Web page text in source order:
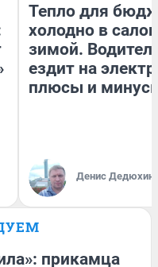
Тепло для
холодно в
зимой.
ездит на
плюсы и
Денис Дедюхин
прикамца